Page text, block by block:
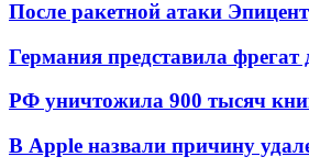
После ракетной атаки
Германия представила
РФ уничтожила 900 тысяч
В Apple назвали причину